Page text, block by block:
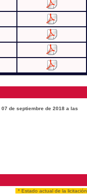
de septiembre de 2018 a las
* Estado actual de la licitación